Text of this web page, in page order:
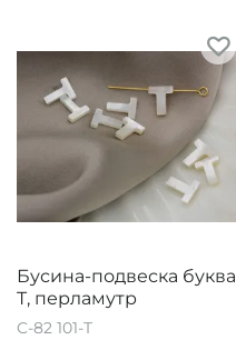
Бусина-подвеска буква
T, перламутр
C-82 101-T